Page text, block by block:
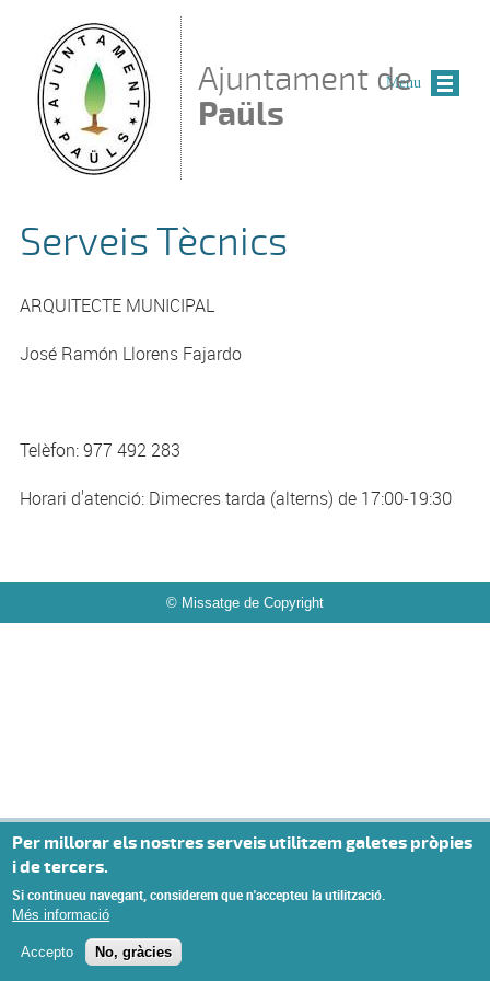
Ajuntament de
Paüls
Serveis Tècnics
ARQUITECTE MUNICIPAL
José Ramón Llorens Fajardo
Telèfon: 977 492 283
Horari d'atenció: Dimecres tarda (alterns) de 17:00-19:30
© Missatge de Copyright
Menu
Per millorar els nostres serveis utilitzem galetes pròpies
i de tercers.
Si continueu navegant, considerem que n'accepteu la utilització.
Més informació
Accepto No, gràcies